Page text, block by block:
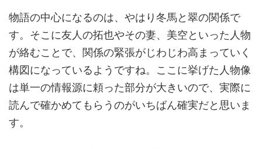
物語の中心になるのは、やはり冬馬と翠の関係で
す。そこに友人の拓也やその妻、美空といった人物
が絡むことで、関係の緊張がじわじわ高まっていく
構図になっているようですね。ここに挙げた人物像
は単一の情報源に頼った部分が大きいので、実際に
読んで確かめてもらうのがいちばん確実だと思いま
す。